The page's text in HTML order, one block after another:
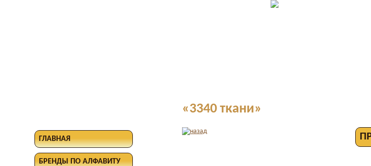
ГЛАВНАЯ
БРЕНДЫ ПО АЛФАВИТУ
«3340 ткани»